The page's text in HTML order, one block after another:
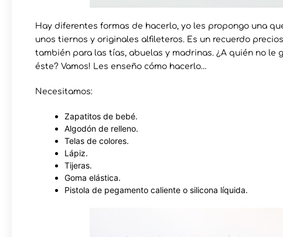
Hay diferentes formas de hacerlo, yo les propongo una
unos tiernos y originales alfileteros. Es un recuerdo
también para las tías, abuelas y madrinas. ¿A quién no
éste? Vamos! Les enseño cómo hacerlo…
Necesitamos:
Zapatitos de bebé.
Algodón de relleno.
Telas de colores.
Lápiz.
Tijeras.
Goma elástica.
Pistola de pegamento caliente o silicona líquida.